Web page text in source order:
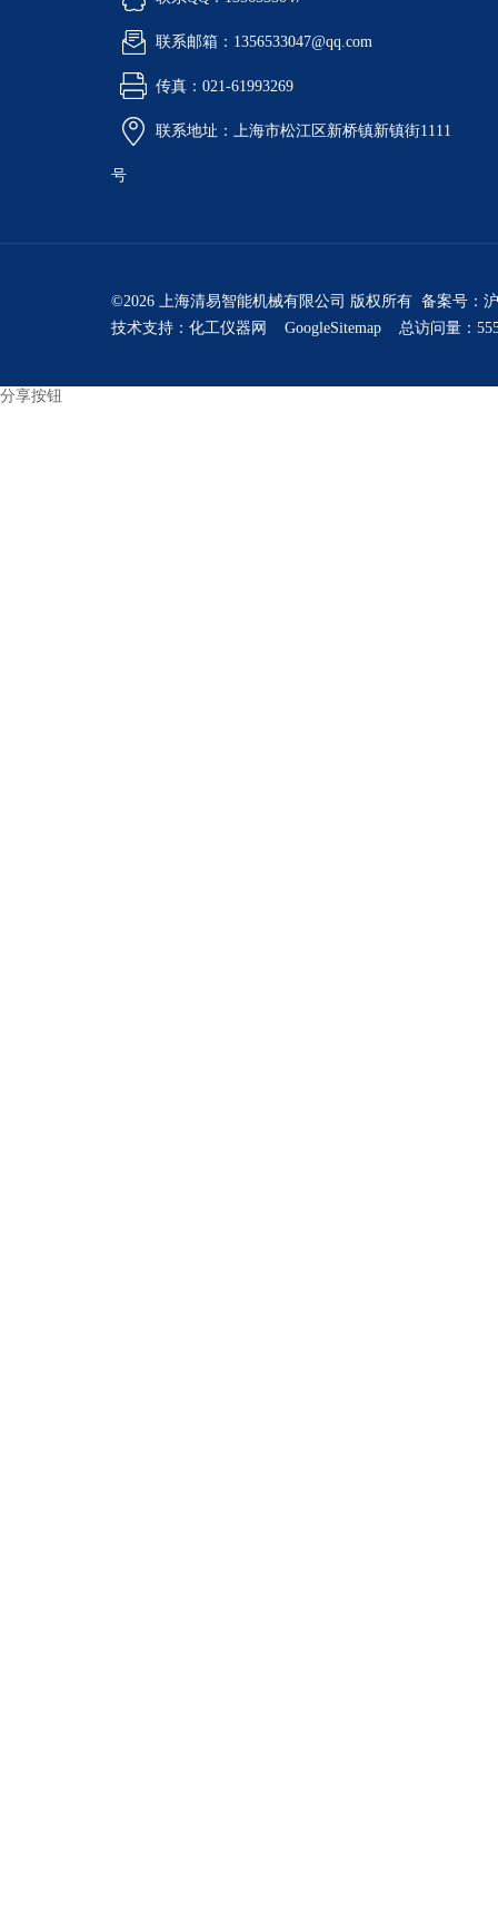
联系邮箱：1356533047@qq.com
传真：021-61993269
联系地址：上海市松江区新桥镇新镇街1111
号
©2026 上海清易智能机械有限公司 版权所有 备案号：
技术支持： 化工仪器网 GoogleSitemap 总访问量：
分享按钮